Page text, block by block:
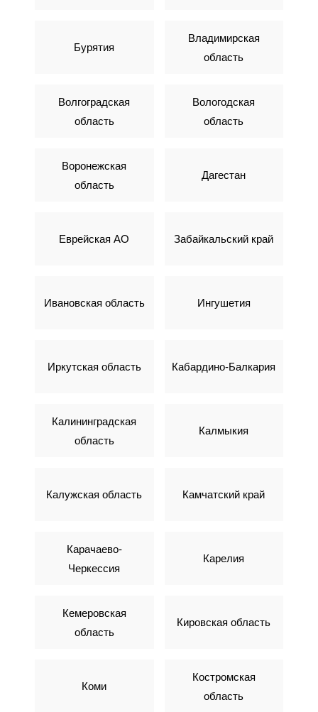
Бурятия
Владимирская
область
Волгоградская
область
Вологодская
область
Воронежская
область
Дагестан
Еврейская АО Забайкальский край
Ивановская область Ингушетия
Иркутская область Кабардино-Балкария
Калининградская
область
Калмыкия
Калужская область Камчатский край
Карачаево-
Черкессия
Карелия
Кемеровская
область
Кировская область
Коми
Костромская
область